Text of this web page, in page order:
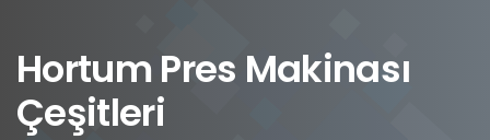
Hortum Pres Makinası
Çeşitleri